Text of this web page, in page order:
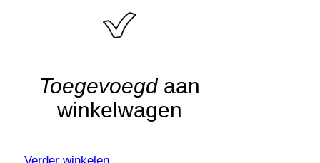
Toegevoegdaan
winkelwagen